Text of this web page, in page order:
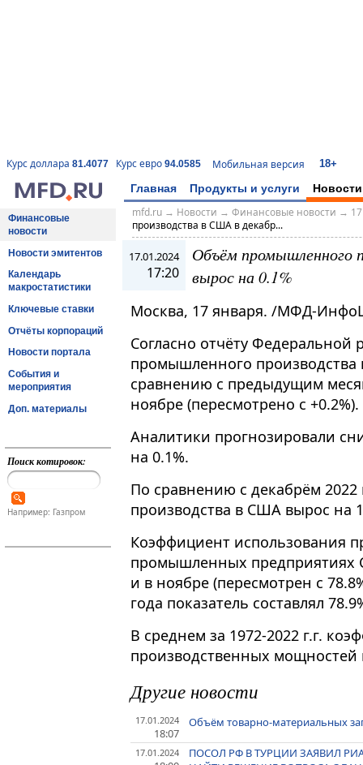
Курс доллара 81.4077 Курс евро 94.0585 Мобильная версия 18+
Главная Продукты и услуги Новости
Финансовые
новости
Новости эмитентов
Календарь
макростатистики
Ключевые ставки
Отчёты корпораций
Новости портала
События и
мероприятия
Доп. материалы
Поиск котировок:
Например: Газпром
mfd.ru→ Новости → Финансовые новости →
производства в США в декабр...
17.01.2024
17:20
Объём промышленного
вырос на 0.1%
Москва, 17 января. /МФД-
Согласно отчёту
промышленного
сравнению с предыдущим
ноябре (пересмотрено с +0.2%).
Аналитики прогнозировали
на 0.1%.
По сравнению с декабрём
производства в США вырос на
Коэффициент использования
промышленных предприятиях
и в ноябре (пересмотрен с
года показатель составлял
В среднем за 1972-2022 г.г.
производственных мощностей
Другие новости
17.01.2024
18:07
Объём товарно-материальных
17.01.2024
ПОСОЛ РФ В ТУРЦИИ ЗАЯВИЛ